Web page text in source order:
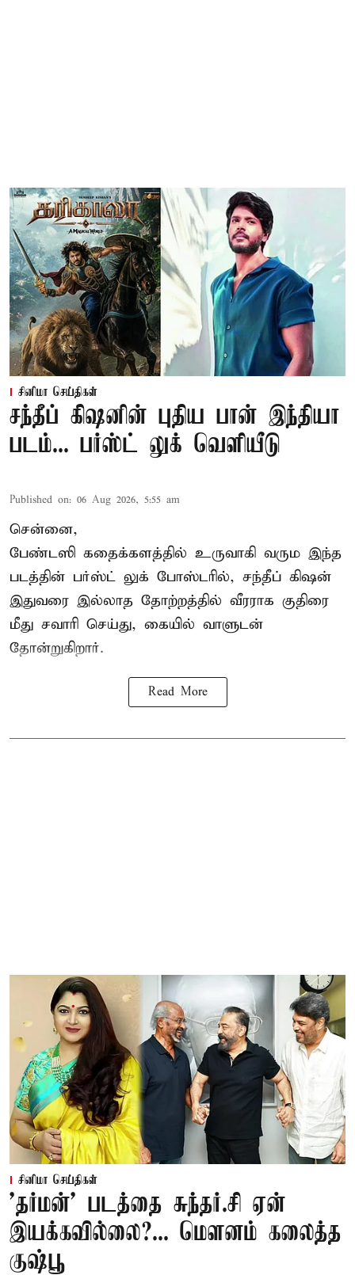
சினிமா செய்திகள்
சந்தீப் கிஷனின் புதிய பான் இந்தியா
படம்... பர்ஸ்ட் லுக் வெளியீடு
Published on: 06 Aug 2026, 5:55 am
சென்னை,
பேண்டஸி கதைக்களத்தில் உருவாகி வரும இந்த
படத்தின் பர்ஸ்ட் லுக் போஸ்டரில், சந்தீப் கிஷன்
இதுவரை இல்லாத தோற்றத்தில் வீரராக குதிரை
மீது சவாரி செய்து, கையில் வாளுடன்
தோன்றுகிறார்.
Read More
சினிமா செய்திகள்
'தர்மன்' படத்தை சுந்தர்.சி ஏன்
இயக்கவில்லை?... மௌனம் கலைத்த
குஷ்பூ